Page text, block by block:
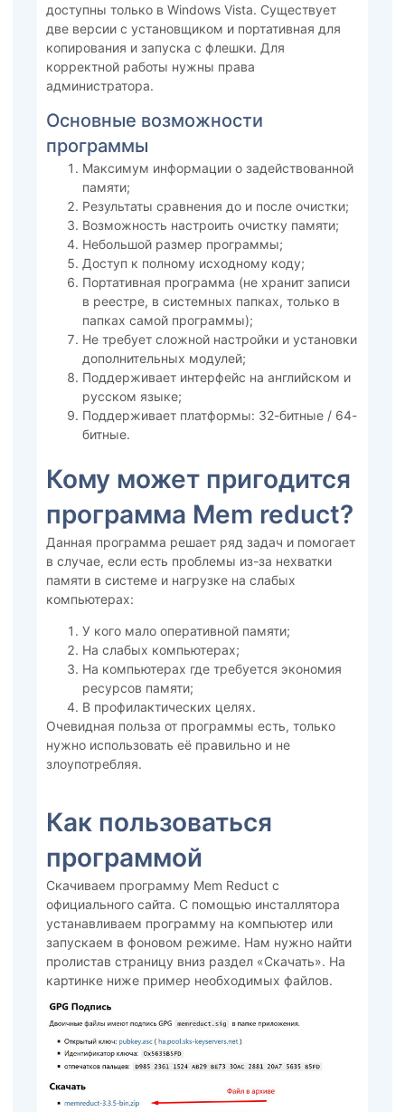
доступны только в Windows Vista. Существует
две версии с установщиком и портативная для
копирования и запуска с флешки. Для
корректной работы нужны права
администратора.
Основные возможности
программы
Максимум информации о задействованной
памяти;
Результаты сравнения до и после очистки;
Возможность настроить очистку памяти;
Небольшой размер программы;
Доступ к полному исходному коду;
Портативная программа (не хранит записи
в реестре, в системных папках, только в
папках самой программы);
Не требует сложной настройки и установки
дополнительных модулей;
Поддерживает интерфейс на английском и
русском языке;
Поддерживает платформы: 32-битные / 64-
битные.
Кому может пригодится
программа Mem reduct?
Данная программа решает ряд задач и помогает
в случае, если есть проблемы из-за нехватки
памяти в системе и нагрузке на слабых
компьютерах:
У кого мало оперативной памяти;
На слабых компьютерах;
На компьютерах где требуется экономия
ресурсов памяти;
В профилактических целях.
Очевидная польза от программы есть, только
нужно использовать её правильно и не
злоупотребляя.
Как пользоваться
программой
Скачиваем программу Mem Reduct с
официального сайта. С помощью инсталлятора
устанавливаем программу на компьютер или
запускаем в фоновом режиме. Нам нужно найти
пролистав страницу вниз раздел «Скачать». На
картинке ниже пример необходимых файлов.